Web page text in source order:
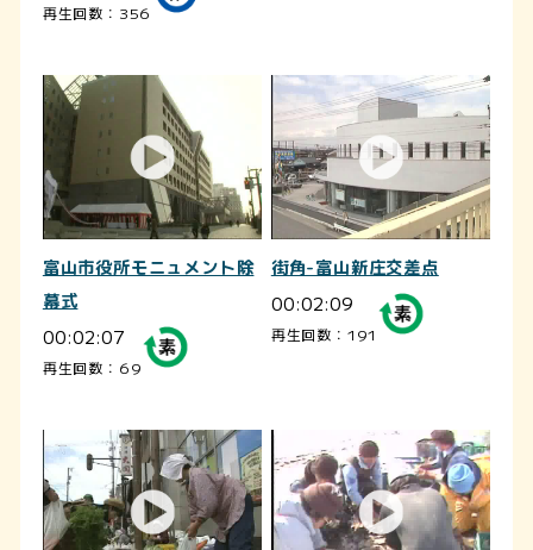
再生回数：356
富山市役所モニュメント除
幕式
00:02:07
再生回数：69
街角-富山新庄交差点
00:02:09
再生回数：191